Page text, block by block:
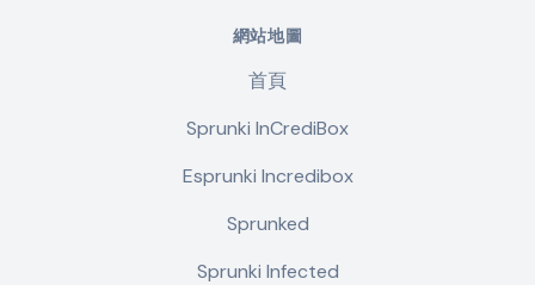
網站地圖
首頁
Sprunki InCrediBox
Esprunki Incredibox
Sprunked
Sprunki Infected